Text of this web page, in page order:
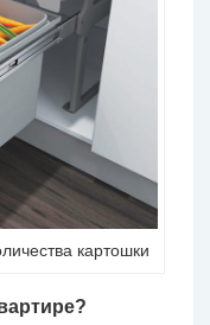
картошки